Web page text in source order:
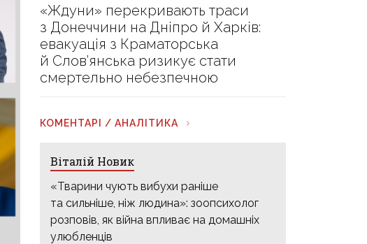
«Ждуни» перекривають траси
з Донеччини на Дніпро й Харків:
евакуація з Краматорська
й Слов’янська ризикує стати
смертельно небезпечною
КОМЕНТАРІ / АНАЛІТИКА
Віталій Новик
«Тварини чують вибухи раніше
та сильніше, ніж людина»: зоопсихолог
розповів, як війна впливає на домашніх
улюбленців